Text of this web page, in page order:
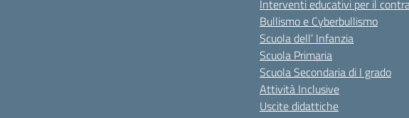
Interventi educativi per il
Bullismo e Cyberbullismo
Scuola dell’ Infanzia
Scuola Primaria
Scuola Secondaria di I grado
Attività Inclusive
Uscite didattiche